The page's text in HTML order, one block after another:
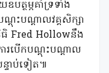
ត្ថម្ភគាំទ្រទាំង
ះបណ្តាលវគ្គសិក្សា
Fred Hollowនឹង
ារបើកបណ្តុះបណ្តាល
ន្ទាប់ទៀត៕